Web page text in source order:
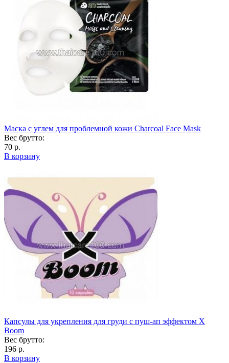
Маска с углем для проблемной кожи Charcoal Face Mask
Вес брутто:
70 р.
В корзину
Капсулы для укрепления для груди с пуш-ап эффектом X
Boom
Вес брутто:
196 р.
В корзину